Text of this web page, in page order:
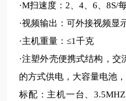
·M扫速度：2、4、6、8S/
·视频输出：可外接视频显
·主机重量：≤1千克
·注塑外壳便携式结构，
的方式供电，大容量电池
标配：主机一台、